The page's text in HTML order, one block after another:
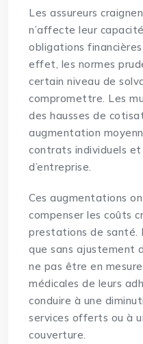
Les assureurs
n’affecte leur
obligations
effet, les normes
certain niveau de
compromettre. Les
des hausses de
augmentation
contrats individuels
d’entreprise.
Ces augmentations
compenser les coûts
prestations de santé.
que sans ajustement
ne pas être en
médicales de leurs
conduire à une
services offerts ou à
couverture.